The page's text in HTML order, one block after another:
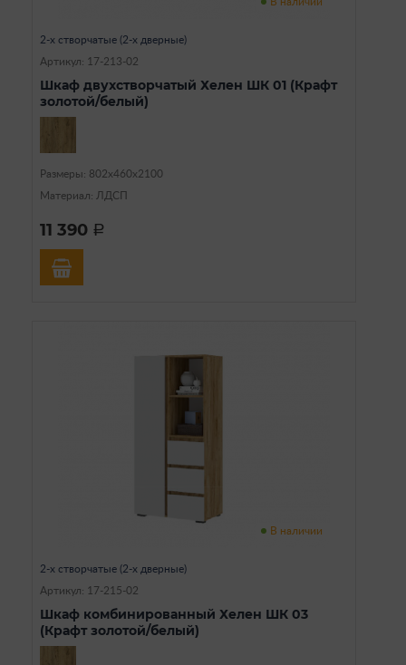
2-х створчатые (2-х дверные)
Артикул: 17-213-02
Шкаф двухстворчатый Хелен ШК 01 (Крафт
золотой/белый)
Размеры: 802х460х2100
Материал: ЛДСП
11 390 a
В наличии
2-х створчатые (2-х дверные)
Артикул: 17-215-02
Шкаф комбинированный Хелен ШК 03
(Крафт золотой/белый)